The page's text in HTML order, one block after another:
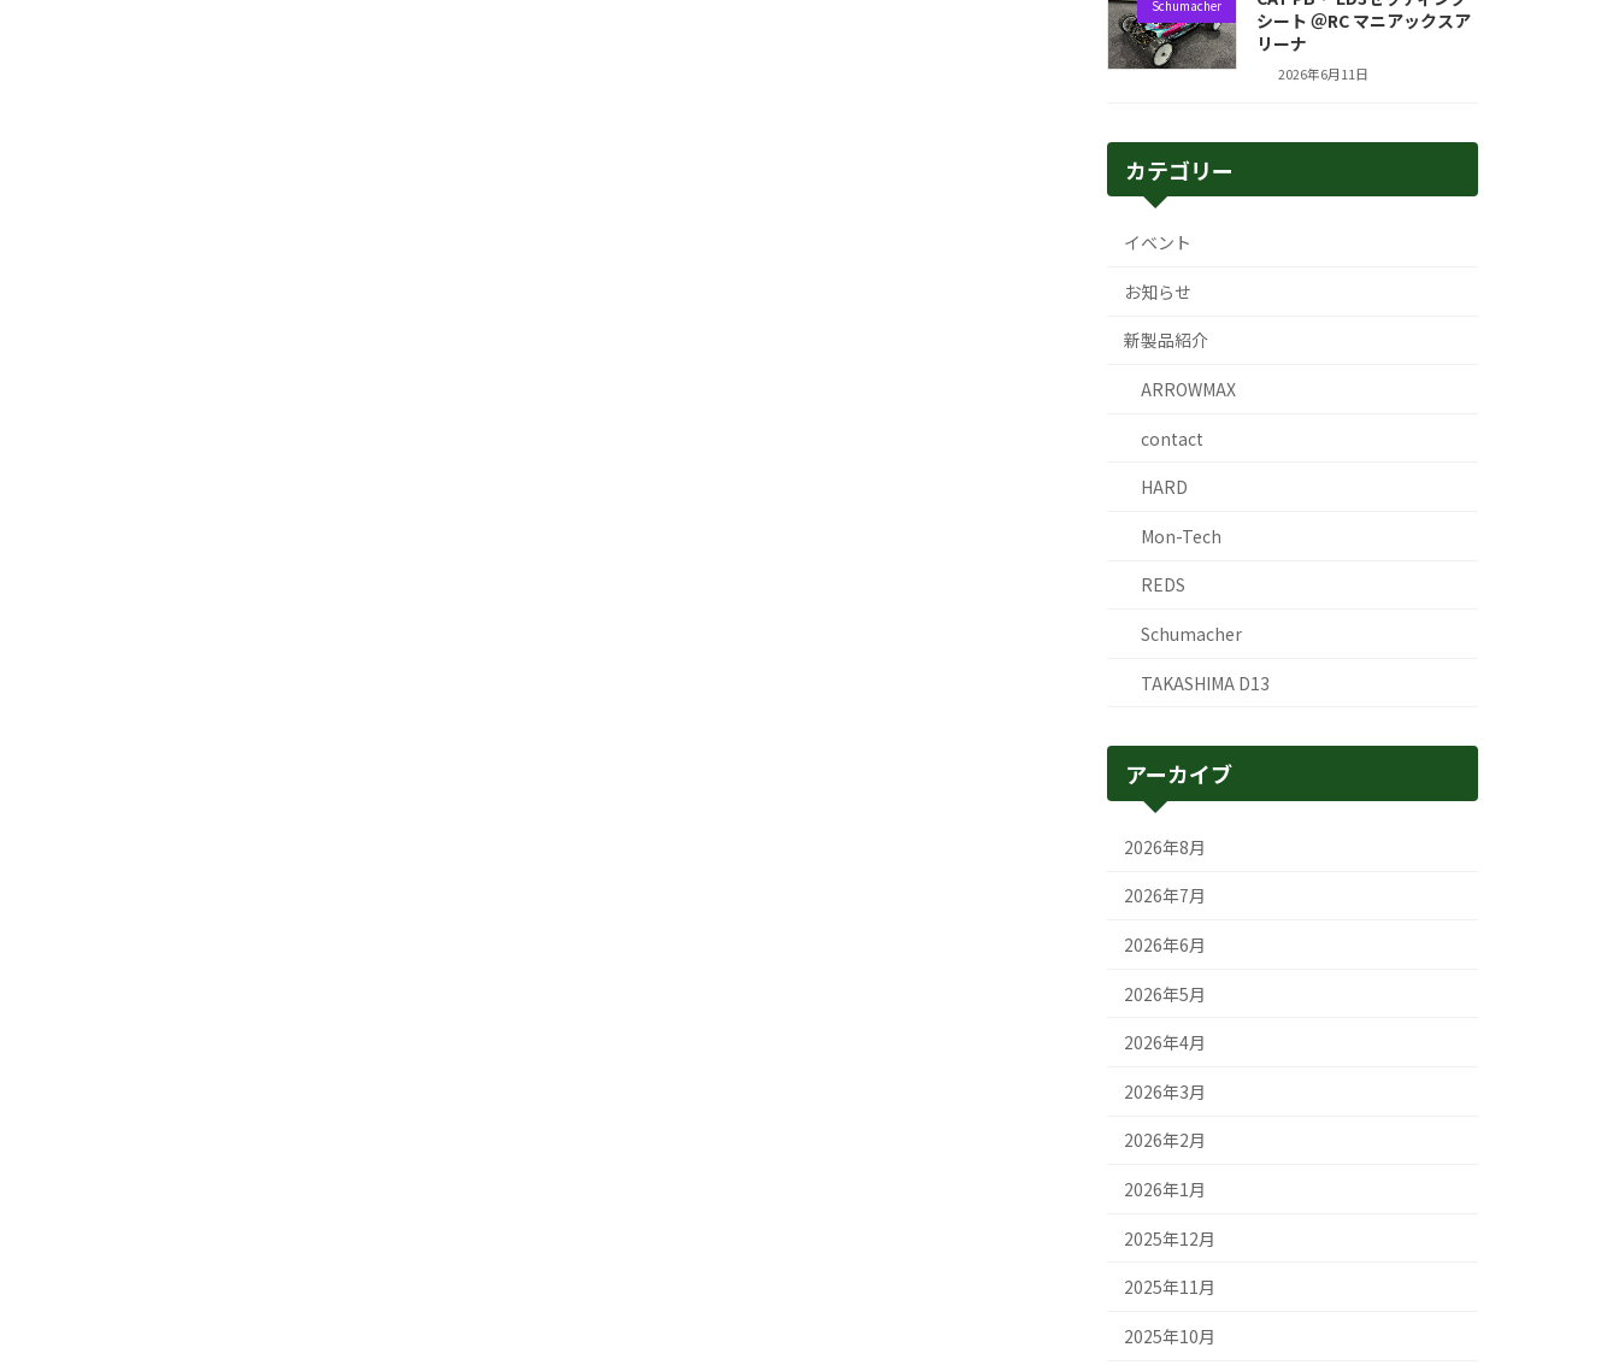
Schumacher
シート ＠RC マニアックスア
リーナ
2026年6月11日
カテゴリー
イベント
お知らせ
新製品紹介
ARROWMAX
contact
HARD
Mon-Tech
REDS
Schumacher
TAKASHIMA D13
アーカイブ
2026年8月
2026年7月
2026年6月
2026年5月
2026年4月
2026年3月
2026年2月
2026年1月
2025年12月
2025年11月
2025年10月